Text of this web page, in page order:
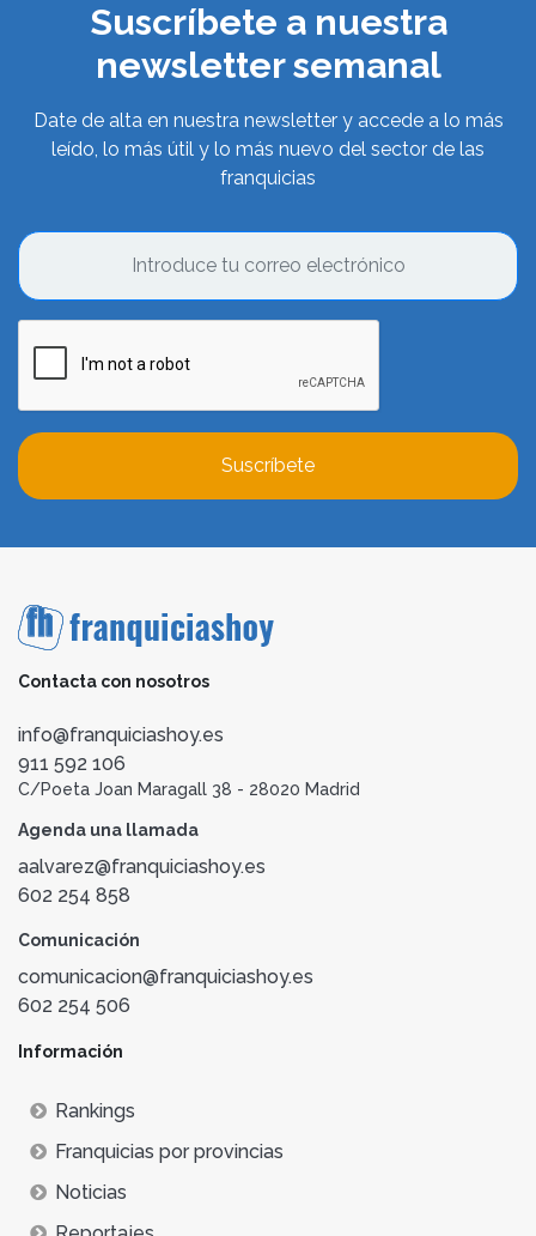
Suscríbete a nuestra
newsletter semanal
Date de alta en nuestra newsletter y accede a lo más
leído, lo más útil y lo más nuevo del sector de las
franquicias
Suscríbete
Contacta con nosotros
info@franquiciashoy.es
911 592 106
C/Poeta Joan Maragall 38 - 28020 Madrid
Agenda una llamada
aalvarez@franquiciashoy.es
602 254 858
Comunicación
comunicacion@franquiciashoy.es
602 254 506
Información
Rankings
Franquicias por provincias
Noticias